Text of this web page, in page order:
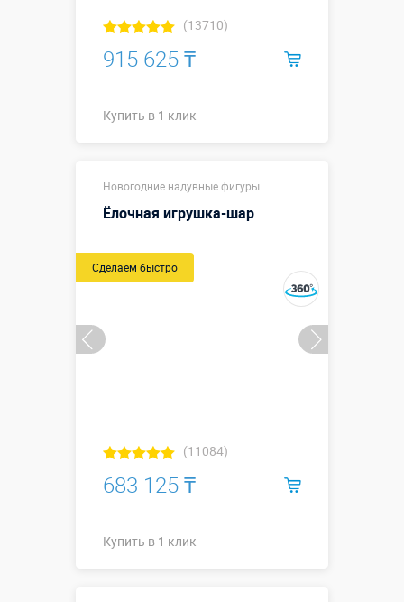
(13710)
915 625 ₸
Купить в 1 клик
Больше деталей →
Купить в 1 клик
Новогодние надувные фигуры
Ёлочная игрушка-шар
Сделаем быстро
(11084)
683 125 ₸
Купить в 1 клик